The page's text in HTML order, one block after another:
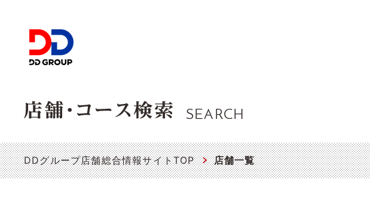
SEARCH
DDグループ店舗総合情報サイトTOP 店舗一覧